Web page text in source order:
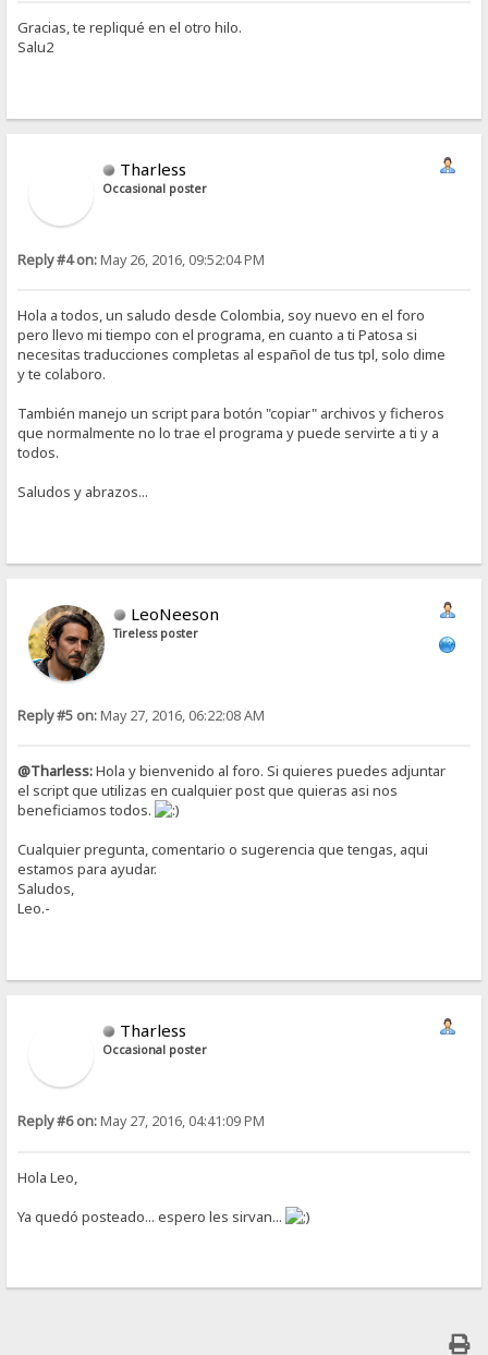
Gracias, te repliqué en el otro hilo.
Salu2
Tharless
Occasional poster
Reply #4 on:May 26, 2016, 09:52:04 PM
Hola a todos, un saludo desde Colombia, soy nuevo en el foro
pero llevo mi tiempo con el programa, en cuanto a ti Patosa si
necesitas traducciones completas al español de tus tpl, solo dime
y te colaboro.
También manejo un script para botón "copiar" archivos y ficheros
que normalmente no lo trae el programa y puede servirte a ti y a
todos.
Saludos y abrazos...
LeoNeeson
Tireless poster
Reply #5 on:May 27, 2016, 06:22:08 AM
@Tharless:Hola y bienvenido al foro. Si quieres puedes adjuntar
el script que utilizas en cualquier post que quieras asi nos
beneficiamos todos.
Cualquier pregunta, comentario o sugerencia que tengas, aqui
estamos para ayudar.
Saludos,
Leo.-
Tharless
Occasional poster
Reply #6 on:May 27, 2016, 04:41:09 PM
Hola Leo,
Ya quedó posteado... espero les sirvan...